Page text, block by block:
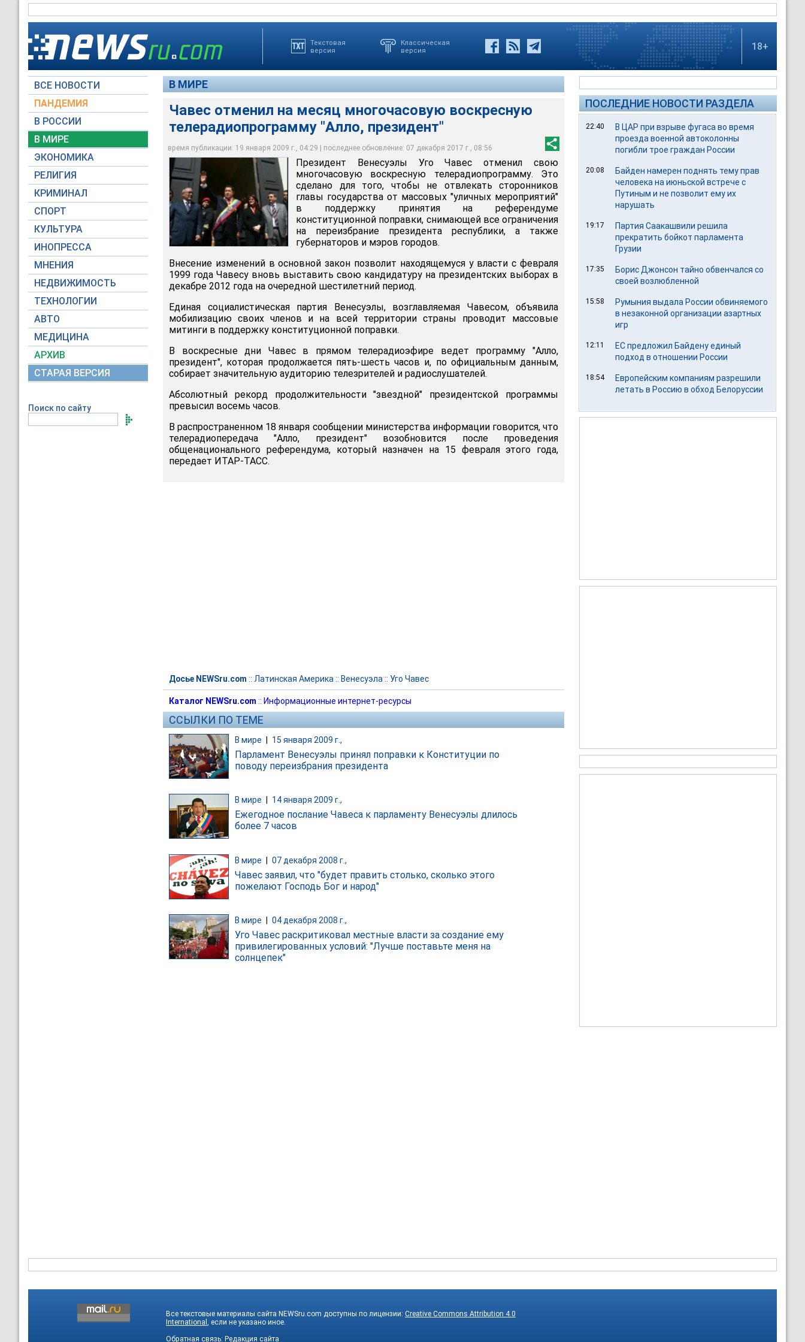
Текстовая
версия
Классическая
версия
18+
ВСЕ НОВОСТИ
ПАНДЕМИЯ
В РОССИИ
В МИРЕ
ЭКОНОМИКА
РЕЛИГИЯ
КРИМИНАЛ
СПОРТ
КУЛЬТУРА
ИНОПРЕССА
МНЕНИЯ
НЕДВИЖИМОСТЬ
ТЕХНОЛОГИИ
АВТО
МЕДИЦИНА
АРХИВ
СТАРАЯ ВЕРСИЯ
Поиск по сайту
В МИРЕ
Чавес отменил на месяц многочасовую воскресную
телерадиопрограмму "Алло, президент"
время публикации: 19 января 2009 г., 04:29 | последнее обновление: 07 декабря 2017 г., 08:56
Президент Венесуэлы Уго Чавес отменил свою многочасовую воскресную
телерадиопрограмму
www.laht.com
Президент Венесуэлы Уго Чавес отменил свою
многочасовую воскресную телерадиопрограмму. Это
сделано для того, чтобы не отвлекать сторонников
главы государства от массовых "уличных мероприятий"
в поддержку принятия на референдуме
конституционной поправки, снимающей все ограничения
на переизбрание президента республики, а также
губернаторов и мэров городов.
Внесение изменений в основной закон позволит находящемуся у власти с февраля
1999 года Чавесу вновь выставить свою кандидатуру на президентских выборах в
декабре 2012 года на очередной шестилетний период.
Единая социалистическая партия Венесуэлы, возглавляемая Чавесом, объявила
мобилизацию своих членов и на всей территории страны проводит массовые
митинги в поддержку конституционной поправки.
В воскресные дни Чавес в прямом телерадиоэфире ведет программу "Алло,
президент", которая продолжается пять-шесть часов и, по официальным данным,
собирает значительную аудиторию телезрителей и радиослушателей.
Абсолютный рекорд продолжительности "звездной" президентской программы
превысил восемь часов.
В распространенном 18 января сообщении министерства информации говорится, что
телерадиопередача "Алло, президент" возобновится после проведения
общенационального референдума, который назначен на 15 февраля этого года,
передает ИТАР-ТАСС.
Досье NEWSru.com :: Латинская Америка :: Венесуэла :: Уго Чавес
Каталог NEWSru.com :: Информационные интернет-ресурсы
ССЫЛКИ ПО ТЕМЕ
В мире 15 января 2009 г.,
Парламент Венесуэлы принял поправки к Конституции по
поводу переизбрания президента
В мире 14 января 2009 г.,
Ежегодное послание Чавеса к парламенту Венесуэлы длилось
более 7 часов
В мире | 07 декабря 2008 г.,
Чавес заявил, что "будет править столько, сколько этого
пожелают Господь Бог и народ"
В мире 04 декабря 2008 г.,
Уго Чавес раскритиковал местные власти за создание ему
привилегированных условий: "Лучше поставьте меня на
солнцепек"
ПОСЛЕДНИЕ НОВОСТИ РАЗДЕЛА
22:40
В ЦАР при взрыве фугаса во время
проезда военной автоколонны
погибли трое граждан России
20:08
Байден намерен поднять тему прав
человека на июньской встрече с
Путиным и не позволит ему их
нарушать
19:17
Партия Саакашвили решила
прекратить бойкот парламента
Грузии
17:35
Борис Джонсон тайно обвенчался со
своей возлюбленной
15:58
Румыния выдала России обвиняемого
в незаконной организации азартных
игр
12:11
ЕС предложил Байдену единый
подход в отношении России
18:54
Европейским компаниям разрешили
летать в Россию в обход Белоруссии
Все текстовые материалы сайта NEWSru.com доступны по лицензии: Creative Commons Attribution 4.0
International , если не указано иное.
Обратная связь: Редакция сайта